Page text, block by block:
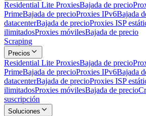
Residential Lite ProxiesBajada de precio
PrimeBajada de precioProxies IPv6Bajada
datacenterBajada de precioProxies ISP
ilimitadosProxies móvilesBajada de precio
Scraping
Precios
Residential Lite ProxiesBajada de precio
PrimeBajada de precioProxies IPv6Bajada
datacenterBajada de precioProxies ISP
ilimitadosProxies móvilesBajada de precio
suscripción
Soluciones